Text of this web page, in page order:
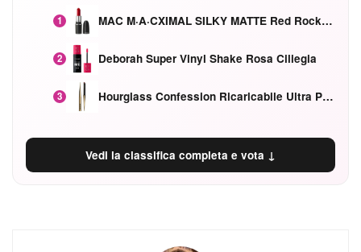
1 MAC M·A·CXIMAL SILKY MATTE Red Rock mat
2 Deborah Super Vinyl Shake Rosa Ciliegia
3 Hourglass Confession Ricaricabile Ultra Preciso Ad Alta Intensità Secretly Classic Red
Vedi la classifica completa e vota ↓